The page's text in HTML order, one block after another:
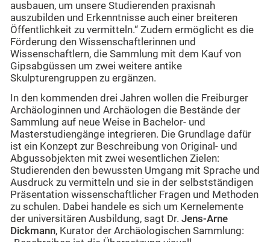
ausbauen, um unsere Studierenden praxisnah
auszubilden und Erkenntnisse auch einer breiteren
Öffentlichkeit zu vermitteln.“ Zudem ermöglicht es die
Förderung den Wissenschaftlerinnen und
Wissenschaftlern, die Sammlung mit dem Kauf von
Gipsabgüssen um zwei weitere antike
Skulpturengruppen zu ergänzen.
In den kommenden drei Jahren wollen die Freiburger
Archäologinnen und Archäologen die Bestände der
Sammlung auf neue Weise in Bachelor- und
Masterstudiengänge integrieren. Die Grundlage dafür
ist ein Konzept zur Beschreibung von Original- und
Abgussobjekten mit zwei wesentlichen Zielen:
Studierenden den bewussten Umgang mit Sprache und
Ausdruck zu vermitteln und sie in der selbstständigen
Präsentation wissenschaftlicher Fragen und Methoden
zu schulen. Dabei handele es sich um Kernelemente
der universitären Ausbildung, sagt Dr. Jens-Arne
Dickmann, Kurator der Archäologischen Sammlung: